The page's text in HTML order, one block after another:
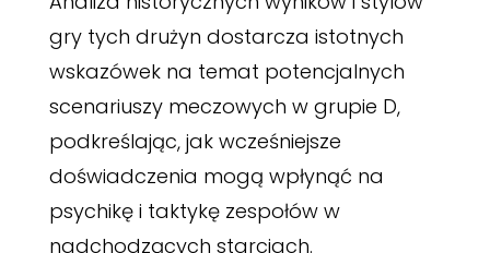
gry tych drużyn dostarcza istotnych
wskazówek na temat potencjalnych
scenariuszy meczowych w grupie D,
podkreślając, jak wcześniejsze
doświadczenia mogą wpłynąć na
psychikę i taktykę zespołów w
nadchodzących starciach.